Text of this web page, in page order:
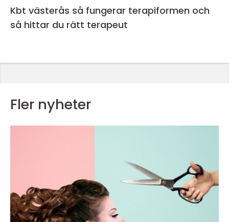
Kbt västerås så fungerar terapiformen och
så hittar du rätt terapeut
Fler nyheter